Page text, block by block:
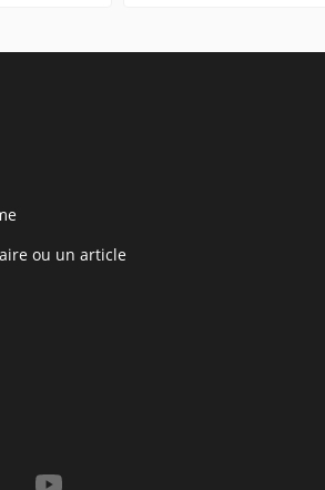
ou un article